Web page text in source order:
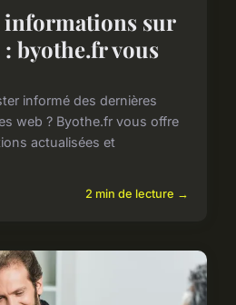
informations sur
: byothe.fr vous
informé des dernières
web ? Byothe.fr vous offre
actualisées et
2 min de lecture →